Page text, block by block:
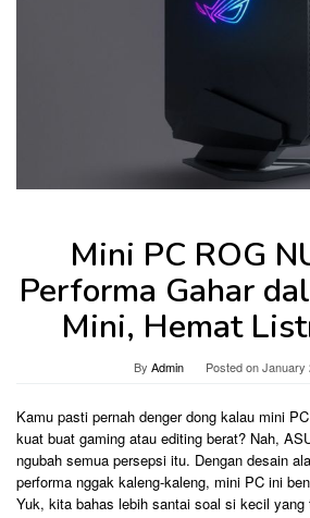
Mini PC ROG
Performa Gahar
Mini, Hemat
By Admin Posted onJanuary
Kamu pasti pernah denger dong kalau mini
kuat buat gaming atau editing berat? Nah,
ngubah semua persepsi itu. Dengan desain
performa nggak kaleng-kaleng, mini PC ini
Yuk, kita bahas lebih santai soal si kecil yang